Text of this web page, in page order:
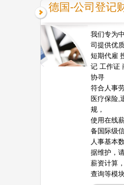
德国-公司登记
我们专为
司提供优
短期代雇
记 工作证
协寻
符合人事
医疗保险,
规，
使用在线
备国际级
人事基本
据维护，
薪资计算
查询等模